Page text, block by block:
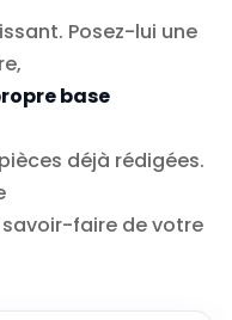
Posez-lui une
base
déjà rédigées.
savoir-faire de votre